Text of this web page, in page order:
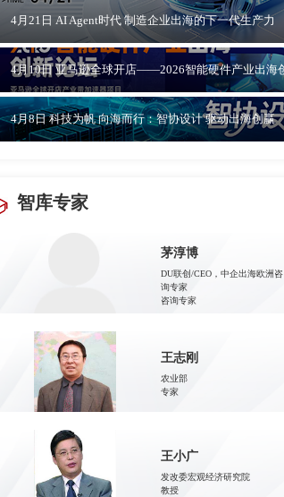
4月21日 AI Agent时代 制造企业出海的下一代生产力
4月8日 科技为帆 向海而行：智协设计 驱动出海创赢
智库专家
茅淳博
DU联创/CEO，中企出海欧洲咨
询专家
咨询专家
王志刚
农业部
专家
王小广
发改委宏观经济研究院
教授